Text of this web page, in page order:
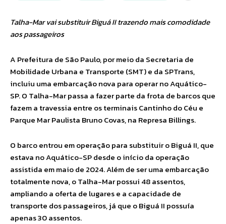
Talha-Mar vai substituir Biguá II trazendo mais comodidade
aos passageiros
A Prefeitura de São Paulo, por meio da Secretaria de
Mobilidade Urbana e Transporte (SMT) e da SPTrans,
incluiu uma embarcação nova para operar no Aquático-
SP. O Talha-Mar passa a fazer parte da frota de barcos que
fazem a travessia entre os terminais Cantinho do Céu e
Parque Mar Paulista Bruno Covas, na Represa Billings.
O barco entrou em operação para substituir o Biguá II, que
estava no Aquático-SP desde o início da operação
assistida em maio de 2024. Além de ser uma embarcação
totalmente nova, o Talha-Mar possui 48 assentos,
ampliando a oferta de lugares e a capacidade de
transporte dos passageiros, já que o Biguá II possuía
apenas 30 assentos.